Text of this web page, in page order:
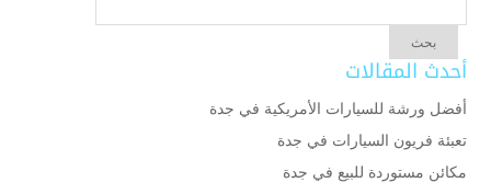
أحدث المقالات
أفضل ورشة للسيارات الأمريكية في جدة
تعبئة فريون السيارات في جدة
مكائن مستوردة للبيع في جدة